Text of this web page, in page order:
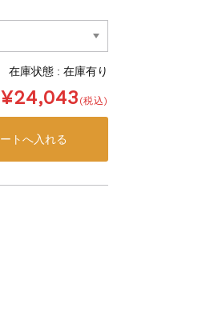
在庫状態 : 在庫有り
¥24,043 (税込)